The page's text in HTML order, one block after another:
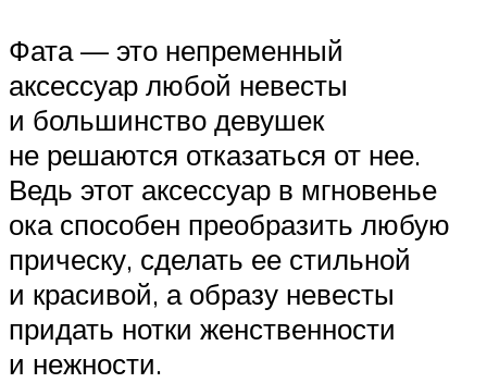
Фата — это непременный
аксессуар любой невесты
и большинство девушек
не решаются отказаться от нее.
Ведь этот аксессуар в мгновенье
ока способен преобразить любую
прическу, сделать ее стильной
и красивой, а образу невесты
придать нотки женственности
и нежности.